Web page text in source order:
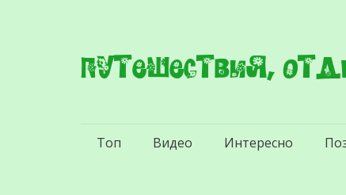
Путешествия,
Перейти
Топ Видео Интересно